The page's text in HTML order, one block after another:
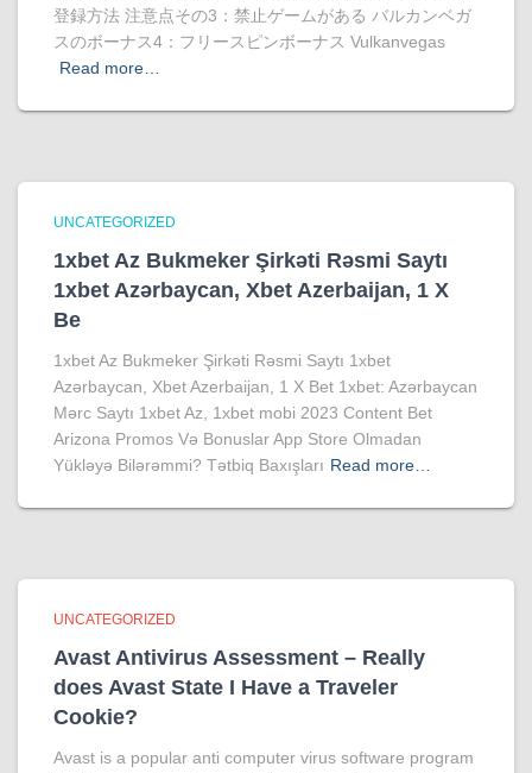
登録方法 注意点その3：禁止ゲームがある バルカンベガ
スのボーナス4：フリースピンボーナス Vulkanvegas
Read more…
UNCATEGORIZED
1xbet Az Bukmeker Şirkəti Rəsmi Saytı
1xbet Azərbaycan, Xbet Azerbaijan, 1 X
Be
1xbet Az Bukmeker Şirkəti Rəsmi Saytı 1xbet
Azərbaycan, Xbet Azerbaijan, 1 X Bet 1xbet: Azərbaycan
Mərc Saytı 1xbet Az, 1xbet mobi 2023 Content Bet
Arizona Promos Və Bonuslar App Store Olmadan
Yükləyə Bilərəmmi? Tətbiq Baxışları Read more…
UNCATEGORIZED
Avast Antivirus Assessment – Really
does Avast State I Have a Traveler
Cookie?
Avast is a popular anti computer virus software program